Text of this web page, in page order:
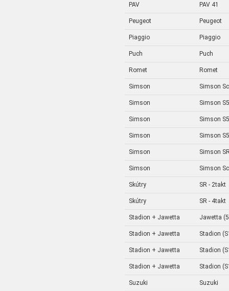
PAV PAV 41
Peugeot Peugeot
Piaggio Piaggio
Puch Puch
Romet Romet
Simson Simson
Simson Simson
Simson Simson
Simson Simson
Simson Simson
Simson Simson
Skútry SR - 2takt
Skútry SR - 4takt
Stadion + Jawetta Jawetta
Stadion + Jawetta Stadion
Stadion + Jawetta Stadion
Stadion + Jawetta Stadion
Suzuki Suzuki